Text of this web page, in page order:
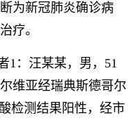
为新冠肺炎确诊病
疗。
：汪某某，男，51
维亚经瑞典斯德哥尔
检测结果阳性，经市